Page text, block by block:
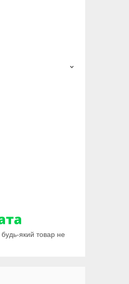
який товар не